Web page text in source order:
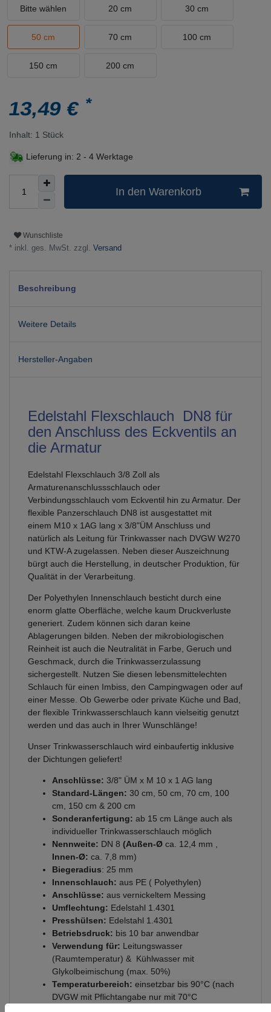
Bitte wählen 20 cm 30 cm
50 cm 70 cm 100 cm
150 cm 200 cm
13,49 €*
Inhalt: 1 Stück
Lieferung in: 2 - 4 Werktage
In den Warenkorb
Wunschliste
* inkl. ges. MwSt. zzgl. Versand
Beschreibung
Weitere Details
Hersteller-Angaben
Edelstahl Flexschlauch DN8 für
den Anschluss des Eckventils an
die Armatur
Edelstahl Flexschlauch 3/8 Zoll als
Armaturenanschlussschlauch oder
Verbindungsschlauch vom Eckventil hin zu Armatur. Der
flexible Panzerschlauch DN8 ist ausgestattet mit
einem M10 x 1AG lang x 3/8"ÜM Anschluss und
natürlich als Leitung für Trinkwasser nach DVGW W270
und KTW-A zugelassen. Neben dieser Auszeichnung
bürgt auch die Herstellung, in deutscher Produktion, für
Qualität in der Verarbeitung.
Der Polyethylen Innenschlauch besticht durch eine
enorm glatte Oberfläche, welche kaum Druckverluste
generiert. Zudem können sich daran keine
Ablagerungen bilden. Neben der mikrobiologischen
Reinheit ist auch die Neutralität in Farbe, Geruch und
Geschmack, durch die Trinkwasserzulassung
sichergestellt. Nutzen Sie diesen lebensmittelechten
Schlauch für einen Imbiss, den Campingwagen oder auf
einer Messe. Ob Gewerbe oder private Küche und Bad,
der flexible Trinkwasserschlauch kann vielseitig genutzt
werden und das auch in Ihrer Wunschlänge!
Unser Trinkwasserschlauch wird einbaufertig inklusive
der Dichtungen geliefert!
Anschlüsse: 3/8" ÜM x M 10 x 1 AG lang
Standard-Längen: 30 cm, 50 cm, 70 cm, 100
cm, 150 cm & 200 cm
Sonderanfertigung: ab 15 cm Länge auch als
individueller Trinkwasserschlauch möglich
Nennweite: DN 8 (Außen-Ø ca. 12,4 mm ,
Innen-Ø: ca. 7,8 mm)
Biegeradius: 25 mm
Innenschlauch: aus PE ( Polyethylen)
Anschlüsse: aus vernickeltem Messing
Umflechtung: Edelstahl 1.4301
Presshülsen: Edelstahl 1.4301
Betriebsdruck: bis 10 bar anwendbar
Verwendung für: Leitungswasser
(Raumtemperatur) & Kühlwasser mit
Glykolbeimischung (max. 50%)
Temperaturbereich: einsetzbar bis 90°C (nach
DVGW mit Pflichtangabe nur mit 70°C